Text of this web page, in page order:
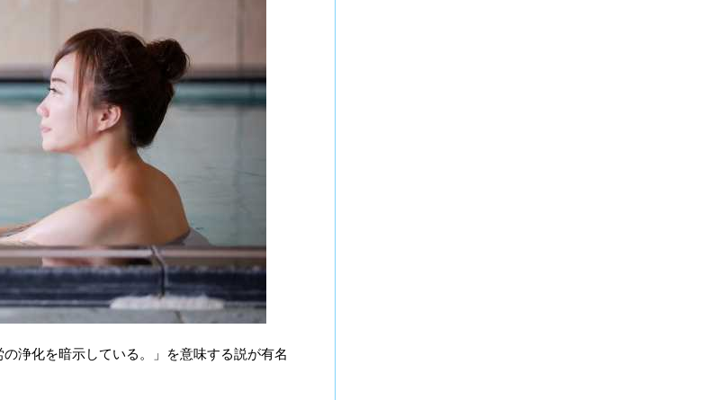
浄化を暗示している。」を意味する説が有名